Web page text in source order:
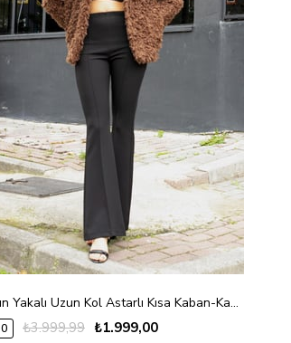
Kadın Yakalı Uzun Kol Astarlı Kısa Kaban-Kahve
₺1.999,00
₺3.999,99